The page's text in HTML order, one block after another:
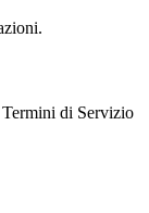
di Servizio